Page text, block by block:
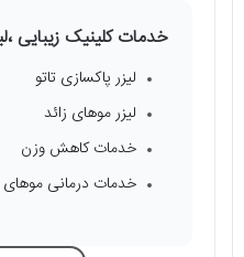
خدمات کلینیک زیبایی
لیزر پاکسازی تاتو
لیزر موهای زائد
خدمات کاهش وزن
خدمات درمانی